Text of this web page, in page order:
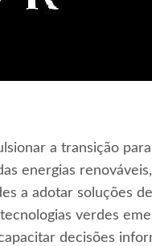
a transição
energias
a adotar soluções
verdes
decisões